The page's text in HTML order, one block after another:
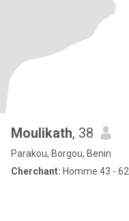
Moulikath, 38
Parakou, Borgou, Benin
Cherchant: Homme 43 - 62